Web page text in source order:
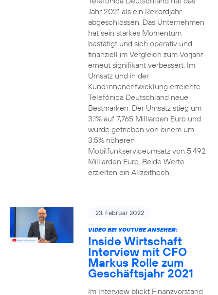
Jahr 2021 als ein Rekordjahr
abgeschlossen. Das Unternehmen
hat sein starkes Momentum
bestätigt und sich operativ und
finanziell im Vergleich zum Vorjahr
erneut signifikant verbessert. Im
Umsatz und in der
Kund:innenentwicklung erreichte
Telefónica Deutschland neue
Bestmarken. Der Umsatz stieg um
3,1% auf 7,765 Milliarden Euro und
wurde getrieben von einem um
3,5% höheren
Mobilfunkserviceumsatz von 5,492
Milliarden Euro. Beide Werte
erzielten ein Allzeithoch.
23. Februar 2022
VIDEO BEI YOUTUBE ANSEHEN:
Inside Wirtschaft
Interview mit CFO
Markus Rolle zum
Geschäftsjahr 2021
Im Interview blickt Finanzvorstand